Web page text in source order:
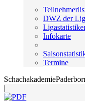
DWZ der
Infokarte
Termine
|